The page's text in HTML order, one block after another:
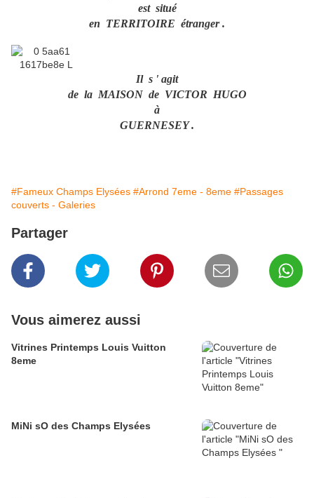
est situé
en TERRITOIRE étranger .
Il s ' agit
de la MAISON de VICTOR HUGO
à
GUERNESEY .
#Fameux Champs Elysées #Arrond 7eme - 8eme #Passages
couverts - Galeries
Partager
Vous aimerez aussi
Vitrines Printemps Louis Vuitton
8eme
MiNi sO des Champs Elysées